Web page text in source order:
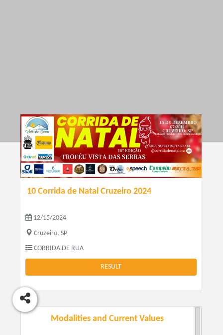
10 Corrida de Natal Cruzeiro 2024
12/15/2024
Cruzeiro, SP
CORRIDA DE RUA
RESULT
Modalities and Current Values